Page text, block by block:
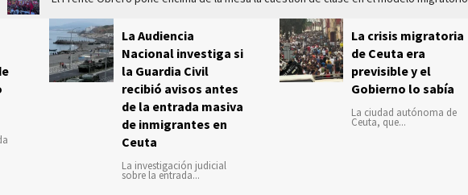
La Audiencia
Nacional investiga si
la Guardia Civil
recibió avisos antes
de la entrada masiva
de inmigrantes en
Ceuta
La investigación judicial
sobre la entrada...
La crisis migratoria
de Ceuta era
previsible y el
Gobierno lo sabía
La ciudad autónoma de
Ceuta, que...